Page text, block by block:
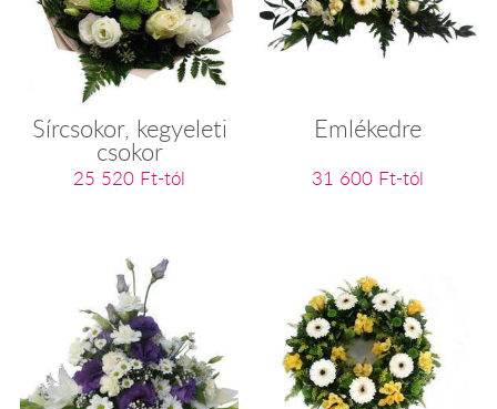
Sírcsokor, kegyeleti
csokor
25 520 Ft-tól
Emlékedre
31 600 Ft-tól